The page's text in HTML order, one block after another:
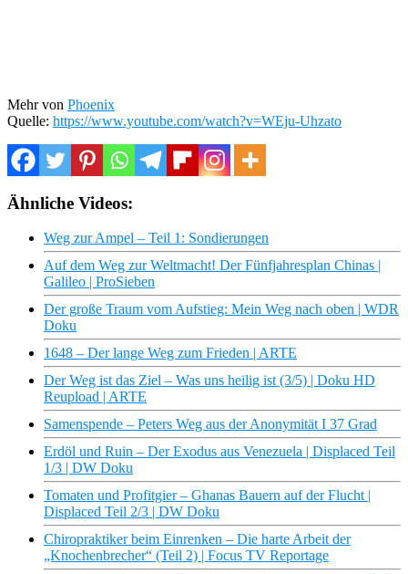
Mehr von Phoenix
Quelle: https://www.youtube.com/watch?v=WEju-Uhzato
Ähnliche Videos:
Weg zur Ampel – Teil 1: Sondierungen
Auf dem Weg zur Weltmacht! Der Fünfjahresplan Chinas |
Galileo | ProSieben
Der große Traum vom Aufstieg: Mein Weg nach oben | WDR
Doku
1648 – Der lange Weg zum Frieden | ARTE
Der Weg ist das Ziel – Was uns heilig ist (3/5) | Doku HD
Reupload | ARTE
Samenspende – Peters Weg aus der Anonymität I 37 Grad
Erdöl und Ruin – Der Exodus aus Venezuela | Displaced Teil
1/3 | DW Doku
Tomaten und Profitgier – Ghanas Bauern auf der Flucht |
Displaced Teil 2/3 | DW Doku
Chiropraktiker beim Einrenken – Die harte Arbeit der
„Knochenbrecher“ (Teil 2) | Focus TV Reportage